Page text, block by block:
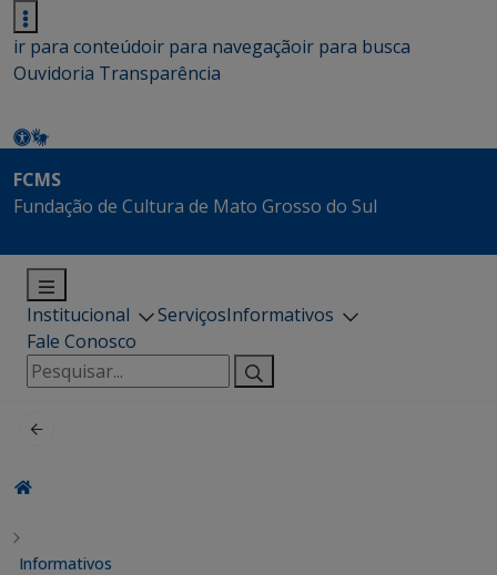
ir para conteúdoir para navegaçãoir para busca
Ouvidoria Transparência
FCMS
Fundação de Cultura de Mato Grosso do Sul
Institucional ServiçosInformativos
Fale Conosco
Pesquisar
por:
Informativos